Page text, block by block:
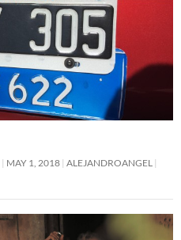
MAY 1, 2018 ALEJANDROANGEL